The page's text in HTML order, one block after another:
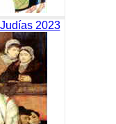
2023